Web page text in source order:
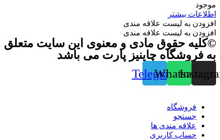
موجود
اطلاعات بیشتر
افزودن به لیست علاقه مندی
افزودن به لیست علاقه مندی
©کلیه حقوق مادی و معنوی این سایت متعلق
به فروشگاه چاینیز پارت می باشد
Whatsapp
Telegram
فروشگاه
جستجو
علاقه مندی ها
حساب کاربری